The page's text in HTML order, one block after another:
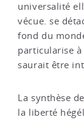
universalité
vécue. se
fond du
particularise à
saurait être
La synthèse
la liberté